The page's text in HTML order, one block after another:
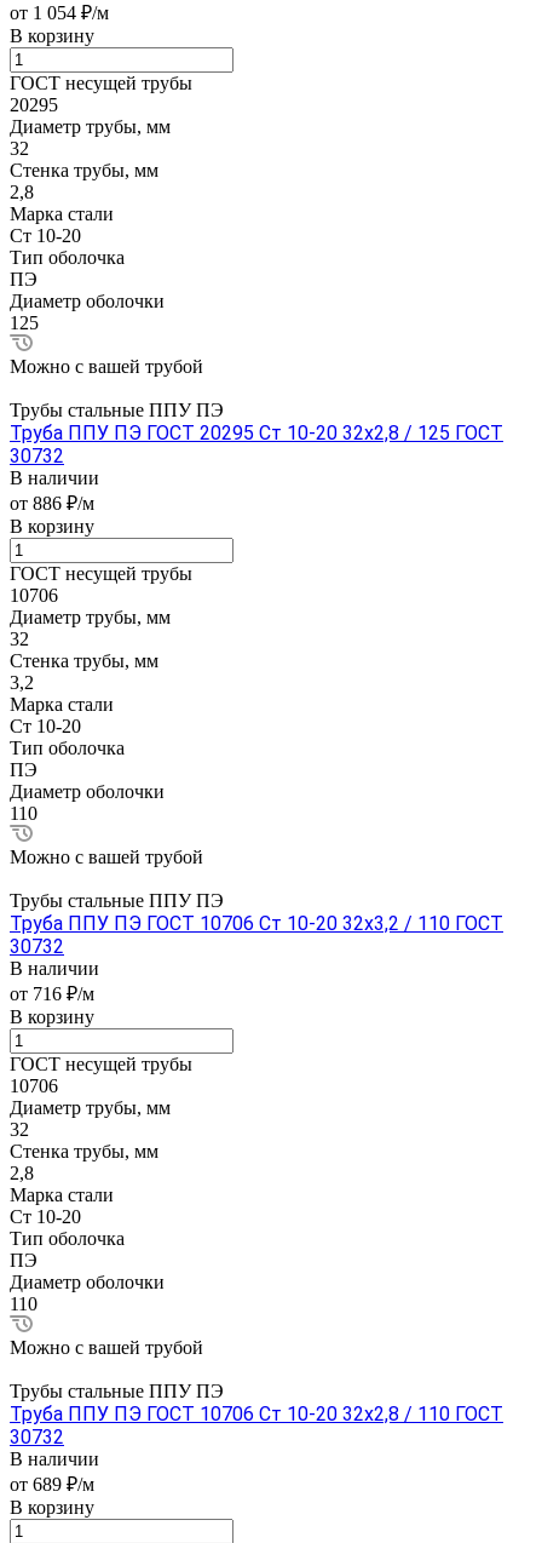
от 1 054 ₽/м
В корзину
ГОСТ несущей трубы
20295
Диаметр трубы, мм
32
Стенка трубы, мм
2,8
Марка стали
Ст 10-20
Тип оболочка
ПЭ
Диаметр оболочки
125
Можно с вашей трубой
Трубы стальные ППУ ПЭ
Труба ППУ ПЭ ГОСТ 20295 Ст 10-20 32x2,8 / 125 ГОСТ
30732
В наличии
от 886 ₽/м
В корзину
ГОСТ несущей трубы
10706
Диаметр трубы, мм
32
Стенка трубы, мм
3,2
Марка стали
Ст 10-20
Тип оболочка
ПЭ
Диаметр оболочки
110
Можно с вашей трубой
Трубы стальные ППУ ПЭ
Труба ППУ ПЭ ГОСТ 10706 Ст 10-20 32x3,2 / 110 ГОСТ
30732
В наличии
от 716 ₽/м
В корзину
ГОСТ несущей трубы
10706
Диаметр трубы, мм
32
Стенка трубы, мм
2,8
Марка стали
Ст 10-20
Тип оболочка
ПЭ
Диаметр оболочки
110
Можно с вашей трубой
Трубы стальные ППУ ПЭ
Труба ППУ ПЭ ГОСТ 10706 Ст 10-20 32x2,8 / 110 ГОСТ
30732
В наличии
от 689 ₽/м
В корзину